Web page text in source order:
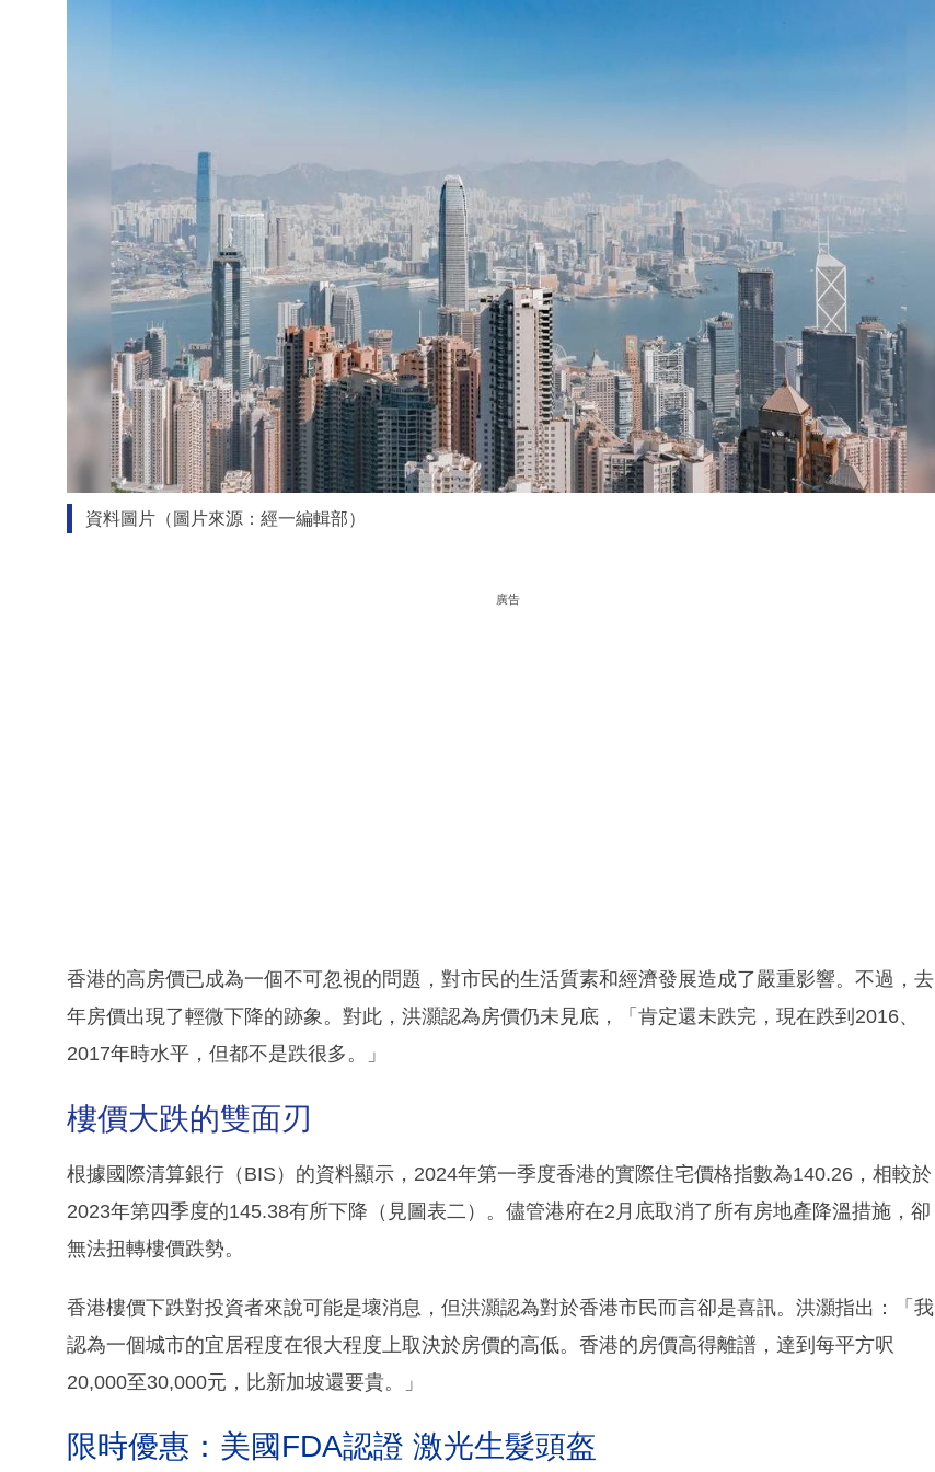
資料圖片（圖片來源：經一編輯部）
廣告
香港的高房價已成為一個不可忽視的問題，對市民的生活質素和經濟發展造成了嚴重影響。不過，去
年房價出現了輕微下降的跡象。對此，洪灝認為房價仍未見底，「肯定還未跌完，現在跌到2016、
2017年時水平，但都不是跌很多。」
樓價大跌的雙面刃
根據國際清算銀行（BIS）的資料顯示，2024年第一季度香港的實際住宅價格指數為140.26，相較於
2023年第四季度的145.38有所下降​（見圖表二）。儘管港府在2月底取消了所有房地產降溫措施，卻
無法扭轉樓價跌勢。
香港樓價下跌對投資者來說可能是壞消息，但洪灝認為對於香港市民而言卻是喜訊。洪灝指出：「我
認為一個城市的宜居程度在很大程度上取決於房價的高低。香港的房價高得離譜，達到每平方呎
20,000至30,000元，比新加坡還要貴。」
限時優惠：美國FDA認證 激光生髮頭盔